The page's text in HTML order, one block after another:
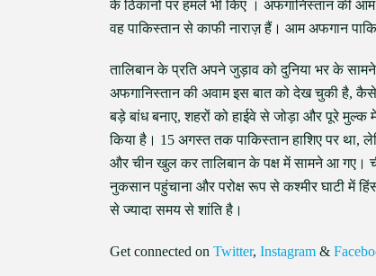
के ठिकानों पर हमले भी किए । अफगानिस्तान की
वह पाकिस्तान से काफी नाराज़ हैं। आम अफगान
तालिबान के प्रति अपने जुड़ाव को दुनिया भर के
अफगानिस्तान की अवाम इस बात को देख चुकी है,
बड़े बांध बनाए, शहरों को हाईवे से जोड़ा और पूरे मुल्क
किया है। 15 अगस्त तक पाकिस्तान हाशिए पर था,
और चीन खुल कर तालिबान के पक्ष में सामने आ गए।
नुकसान पहुंचाना और परोक्ष रूप से कश्मीर घाटी में
से ज्यादा समय से शांति है।
Get connected on Twitter, Instagram &